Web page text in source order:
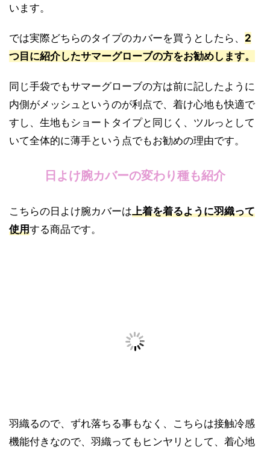
います。
では実際どちらのタイプのカバーを買うとしたら、 2
つ目に紹介したサマーグローブの方をお勧めします。
同じ手袋でもサマーグローブの方は前に記したように
内側がメッシュというのが利点で、着け心地も快適で
すし、生地もショートタイプと同じく、ツルっとして
いて全体的に薄手という点でもお勧めの理由です。
日よけ腕カバーの変わり種も紹介
こちらの日よけ腕カバーは上着を着るように羽織って
使用する商品です。
羽織るので、ずれ落ちる事もなく、こちらは接触冷感
機能付きなので、羽織ってもヒンヤリとして、着心地